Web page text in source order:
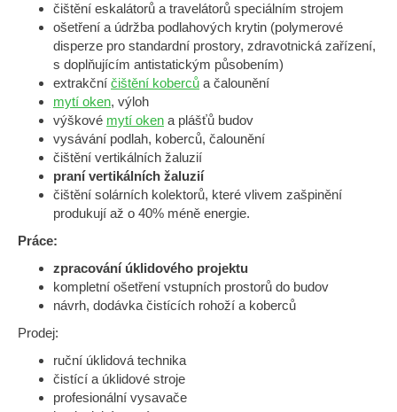
čištění eskalátorů a travelátorů speciálním strojem
ošetření a údržba podlahových krytin (polymerové
disperze pro standardní prostory, zdravotnická zařízení,
s doplňujícím antistatickým působením)
extrakční čištění koberců a čalounění
mytí oken, výloh
výškové mytí oken a plášťů budov
vysávání podlah, koberců, čalounění
čištění vertikálních žaluzií
praní vertikálních žaluzií
čištění solárních kolektorů, které vlivem zašpinění
produkují až o 40% méně energie.
Práce:
zpracování úklidového projektu
kompletní ošetření vstupních prostorů do budov
návrh, dodávka čistících rohoží a koberců
Prodej:
ruční úklidová technika
čistící a úklidové stroje
profesionální vysavače